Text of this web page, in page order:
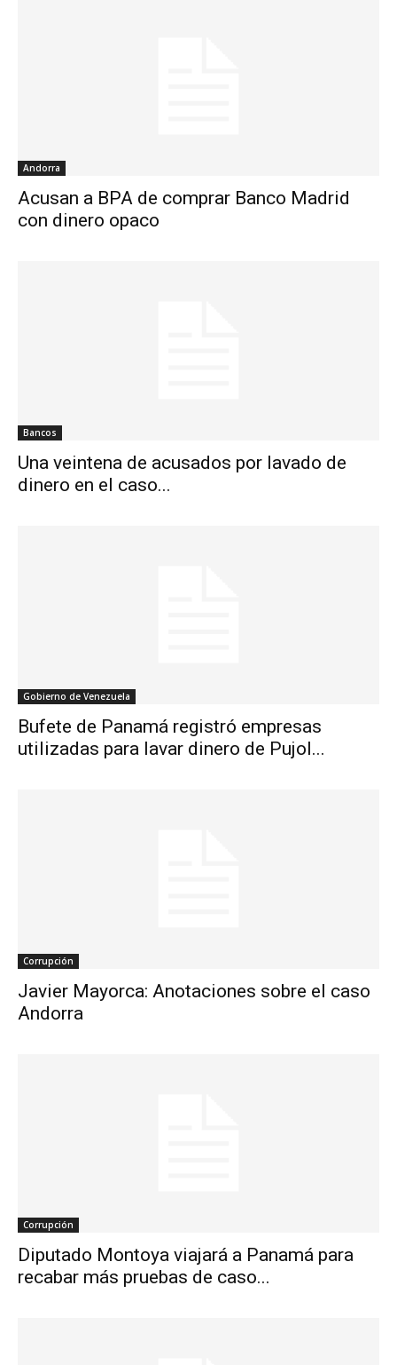
Andorra
Acusan a BPA de comprar Banco Madrid
con dinero opaco
Bancos
Una veintena de acusados por lavado de
dinero en el caso...
Gobierno de Venezuela
Bufete de Panamá registró empresas
utilizadas para lavar dinero de Pujol...
Corrupción
Javier Mayorca: Anotaciones sobre el caso
Andorra
Corrupción
Diputado Montoya viajará a Panamá para
recabar más pruebas de caso...